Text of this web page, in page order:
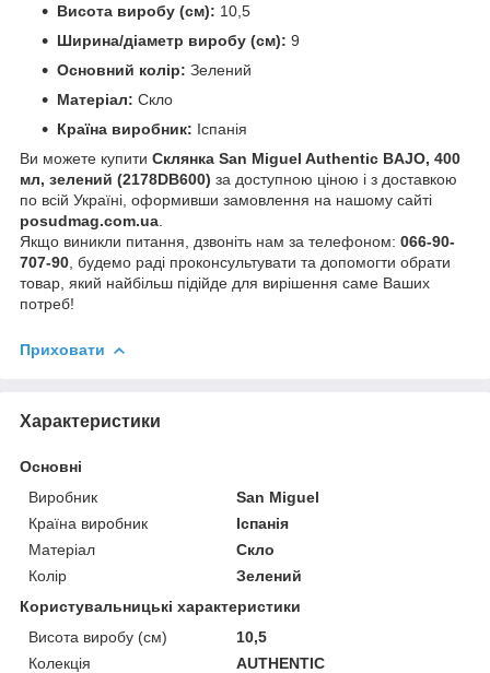
Висота виробу (см): 10,5
Ширина/діаметр виробу (см): 9
Основний колір: Зелений
Матеріал: Скло
Країна виробник: Іспанія
Ви можете купити Склянка San Miguel Authentic BAJO, 400
мл, зелений (2178DB600) за доступною ціною і з доставкою
по всій Україні, оформивши замовлення на нашому сайті
posudmag.com.ua
Якщо виникли питання, дзвоніть нам за телефоном: 066-90-
707-90 , будемо раді проконсультувати та допомогти обрати
товар, який найбільш підійде для вирішення саме Ваших
потреб!
Приховати
Характеристики
Основні
Виробник
San Miguel
Країна виробник
Іспанія
Матеріал
Скло
Колір
Зелений
Користувальницькі характеристики
Висота виробу (см)
10,5
Колекція
AUTHENTIC